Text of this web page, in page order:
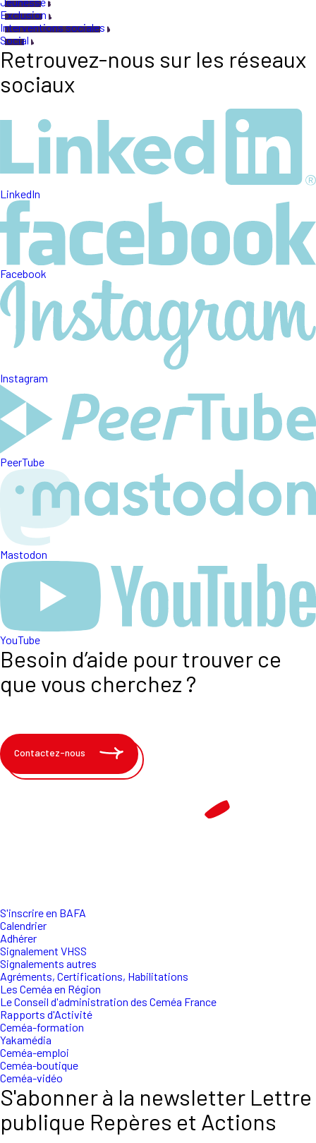
Exclusion
Interventions sociales
Social
Retrouvez-nous sur les réseaux
sociaux
LinkedIn
Facebook
Instagram
PeerTube
Mastodon
YouTube
Besoin d’aide pour trouver ce
que vous cherchez ?
Contactez-nous
S'inscrire en BAFA
Calendrier
Adhérer
Signalement VHSS
Signalements autres
Agréments, Certifications, Habilitations
Les Ceméa en Région
Le Conseil d'administration des Ceméa France
Rapports d'Activité
Ceméa-formation
Yakamédia
Ceméa-emploi
Ceméa-boutique
Ceméa-vidéo
S'abonner à la newsletter Lettre
publique Repères et Actions